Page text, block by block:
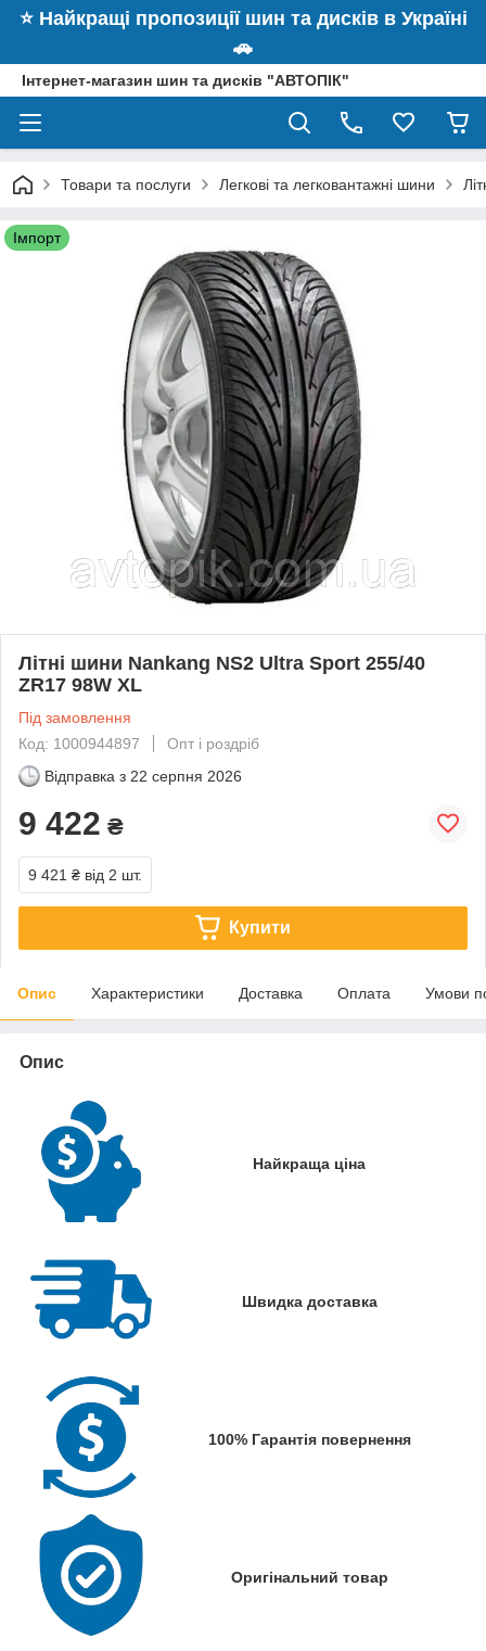
⭐️ Найкращі пропозиції шин та дисків в Україні
🚗
Інтернет-магазин шин та дисків "АВТОПІК"
Товари та послуги Легкові та легковантажні шини
Імпорт
Літні шини Nankang NS2 Ultra Sport 255/40
ZR17 98W XL
Під замовлення
Код: 1000944897
Опт і роздріб
Відправка з 22 серпня 2026
9 422 ₴
9 421 ₴ від 2 шт.
Купити
Опис Характеристики Доставка Оплата Умови
Опис
Найкраща ціна
Швидка доставка
100% Гарантія повернення
Оригінальний товар